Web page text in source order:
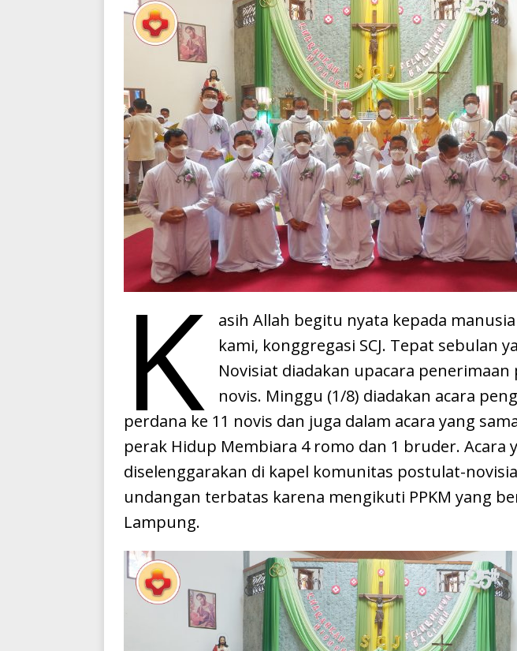
K
asih Allah begitu nyata kepada
kami, konggregasi SCJ. Tepat sebulan
Novisiat diadakan upacara
novis. Minggu (1/8) diadakan acara
perdana ke 11 novis dan juga dalam acara yang
perak Hidup Membiara 4 romo dan 1 bruder. Acara
diselenggarakan di kapel komunitas postulat-
undangan terbatas karena mengikuti PPKM yang
Lampung.